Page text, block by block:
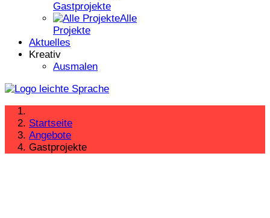
Gastprojekte
Alle
Projekte
Aktuelles
Kreativ
Ausmalen
Startseite
Angebote
Gastprojekte